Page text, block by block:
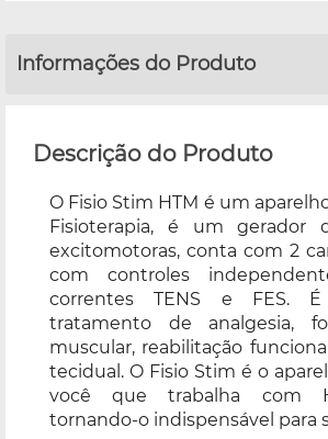
Informações do Produto
Descrição do Produto
O Fisio Stim HTM é um
Fisioterapia, é um gerador
excitomotoras, conta com 2
com controles
correntes TENS e FES.
tratamento de analgesia,
muscular, reabilitação
tecidual. O Fisio Stim é o
você que trabalha com
tornando-o indispensável para